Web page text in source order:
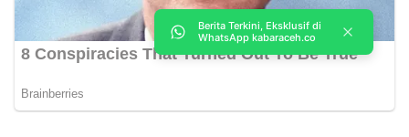
Berita Terkini, Eksklusif di
WhatsApp kabaraceh.co